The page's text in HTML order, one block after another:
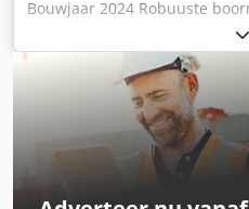
Bouwjaar 2024 Robuuste
OPTIMUM borstelloze
machine: het menu-
boren/tappen. Geruisloze en
aandrijving Optimale
aluminium riemschijven in
GATES kwaliteitsriem Hoge
meervoudige tandkoppeling